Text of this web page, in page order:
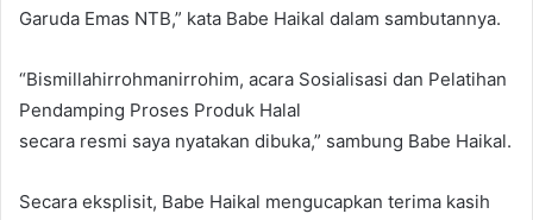
Garuda Emas NTB,” kata Babe Haikal dalam sambutannya.
“Bismillahirrohmanirrohim, acara Sosialisasi dan Pelatihan
Pendamping Proses Produk Halal
secara resmi saya nyatakan dibuka,” sambung Babe Haikal.
Secara eksplisit, Babe Haikal mengucapkan terima kasih